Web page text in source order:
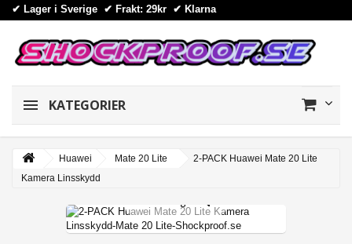
✔ Lager i Sverige ✔ Frakt: 29kr ✔ Klarna
KATEGORIER
Huawei Mate 20 Lite
2-PACK Huawei Mate 20 Lite
Kamera Linsskydd